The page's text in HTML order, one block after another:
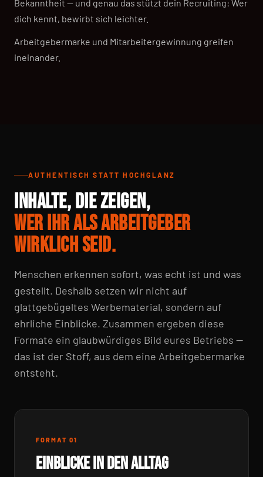
Bekanntheit — und genau das stützt dein Recruiting: Wer
dich kennt, bewirbt sich leichter.
Arbeitgebermarke und Mitarbeitergewinnung greifen
ineinander.
AUTHENTISCH STATT HOCHGLANZ
INHALTE, DIE ZEIGEN,
WER IHR ALS ARBEITGEBER
WIRKLICH SEID.
Menschen erkennen sofort, was echt ist und was
gestellt. Deshalb setzen wir nicht auf
glattgebügeltes Werbematerial, sondern auf
ehrliche Einblicke. Zusammen ergeben diese
Formate ein glaubwürdiges Bild eures Betriebs —
das ist der Stoff, aus dem eine Arbeitgebermarke
entsteht.
FORMAT 01
EINBLICKE IN DEN ALLTAG